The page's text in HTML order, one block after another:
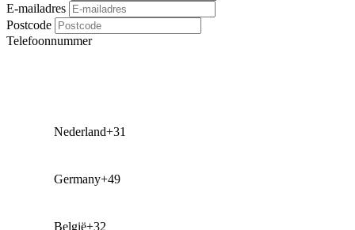
E-mailadres
Postcode
Telefoonnummer
Nederland+31
Germany+49
België+32